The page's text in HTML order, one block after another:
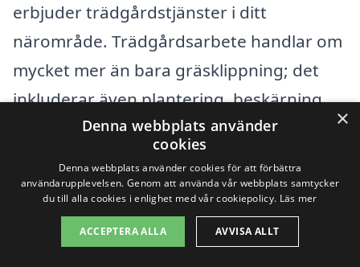
erbjuder trädgårdstjänster i ditt
närområde. Trädgårdsarbete handlar om
mycket mer än bara gräsklippning; det
inkluderar även plantering, beskärning
och underhåll av växter för att skapa en
vacker och inbjudande utomhusmiljö.
Om du letar efter professionella som kan
hjälpa dig med ditt trädgårdsarbete, kan
×
Denna webbplats använder
cookies
Denna webbplats använder cookies för att förbättra
användarupplevelsen. Genom att använda vår webbplats samtycker
du till alla cookies i enlighet med vår cookiepolicy. Läs mer
ACCEPTERA ALLA AVVISA ALLT